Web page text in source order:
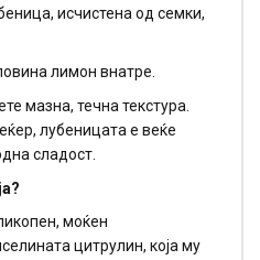
исчистена од семки,
лимон внатре.
мазна, течна текстура.
лубеницата е веќе
сладост.
моќен
цитрулин, која му